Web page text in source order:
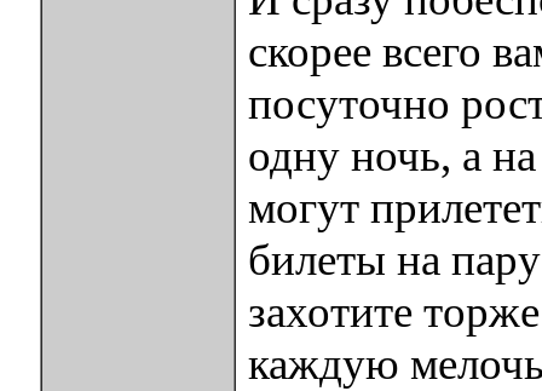
скорее всего
посуточно
одну ночь, а
могут
билеты на
захотите
каждую